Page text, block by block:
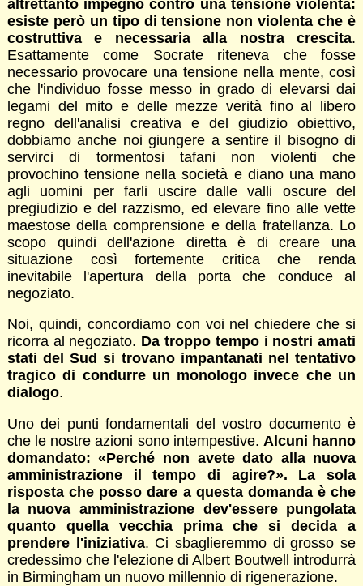
altrettanto impegno contro una tensione violenta:
esiste però un tipo di tensione non violenta che è
costruttiva e necessaria alla nostra crescita.
Esattamente come Socrate riteneva che fosse
necessario provocare una tensione nella mente, così
che l'individuo fosse messo in grado di elevarsi dai
legami del mito e delle mezze verità fino al libero
regno dell'analisi creativa e del giudizio obiettivo,
dobbiamo anche noi giungere a sentire il bisogno di
servirci di tormentosi tafani non violenti che
provochino tensione nella società e diano una mano
agli uomini per farli uscire dalle valli oscure del
pregiudizio e del razzismo, ed elevare fino alle vette
maestose della comprensione e della fratellanza. Lo
scopo quindi dell'azione diretta è di creare una
situazione così fortemente critica che renda
inevitabile l'apertura della porta che conduce al
negoziato.
Noi, quindi, concordiamo con voi nel chiedere che si
ricorra al negoziato. Da troppo tempo i nostri amati
stati del Sud si trovano impantanati nel tentativo
tragico di condurre un monologo invece che un
dialogo.
Uno dei punti fondamentali del vostro documento è
che le nostre azioni sono intempestive. Alcuni hanno
domandato: «Perché non avete dato alla nuova
amministrazione il tempo di agire?». La sola
risposta che posso dare a questa domanda è che
la nuova amministrazione dev'essere pungolata
quanto quella vecchia prima che si decida a
prendere l'iniziativa. Ci sbaglieremmo di grosso se
credessimo che l'elezione di Albert Boutwell introdurrà
in Birmingham un nuovo millennio di rigenerazione.